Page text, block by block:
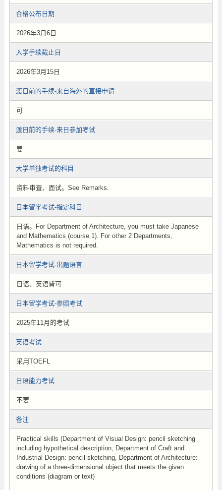
合格公布日期
2026年3月6日
入学手续截止日
2026年3月15日
渡日前的手续-来自海外的直接申请
可
渡日前的手续-来日参加考试
要
大学单独考试的科目
资料审查、面试。See Remarks.
日本留学考试-指定科目
日语。For Department of Architecture, you must take Japanese
and Mathematics (course 1). For other 2 Departments,
Mathematics is not required.
日本留学考试-出题语言
日语、英语皆可
日本留学考试-参照考试
2025年11月的考试
英语考试
采用TOEFL
日语能力考试
不要
备注
Practical skills (Department of Visual Design: pencil sketching
including hypothetical description, Department of Craft and
Industrial Design: pencil sketching, Department of Architecture:
drawing of a three-dimensional object that meets the given
conditions (diagram or text)